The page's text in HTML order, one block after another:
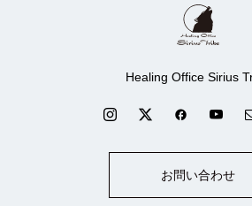
Healing Office Sirius
お問い合わせ